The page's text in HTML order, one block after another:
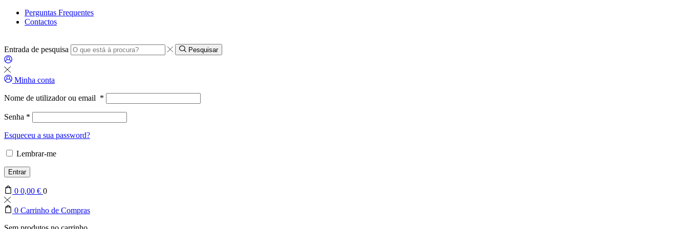
Perguntas Frequentes
Contactos
Entrada de pesquisa Pesquisar
Minha conta
Nome de utilizador ou email *
Senha *
Esqueceu a sua password?
Lembrar-me
Entrar
0 0,00 € 0
0 Carrinho de Compras